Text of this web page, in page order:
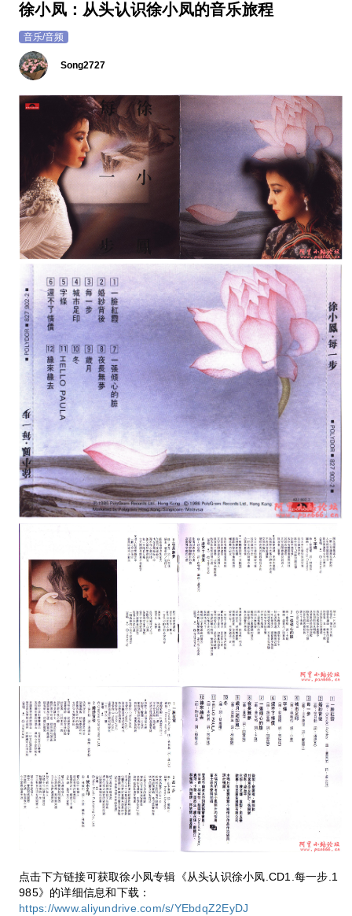
徐小凤：从头认识徐小凤的音乐旅程
音乐/音频
Song2727
点击下方链接可获取徐小凤专辑《从头认识徐小凤.CD1.每一步.1
985》的详细信息和下载：
https://www.aliyundrive.com/s/YEbdqZ2EyDJ